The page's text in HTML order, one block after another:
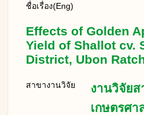
ชื่อเรื่อง(Eng)
Effects of Golden
Yield of Shallot cv.
District, Ubon
สาขางานวิจัย
งานวิจัยส
เกษตรศา